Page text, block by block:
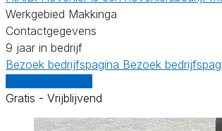
Werkgebied Makkinga
Contactgegevens
9 jaar in bedrijf
Bezoek bedrijfspagina Bezoek
Gratis - Vrijblijvend